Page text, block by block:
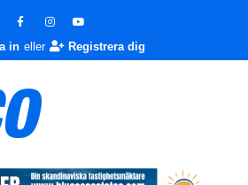
in eller Registrera dig